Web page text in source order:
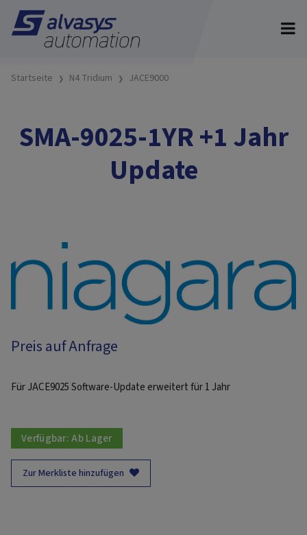
Startseite N4 Tridium JACE9000
SMA-9025-1YR +1 Jahr
Update
Preis auf Anfrage
Für JACE9025 Software-Update erweitert für 1 Jahr
Verfügbar:Ab Lager
Zur Merkliste hinzufügen